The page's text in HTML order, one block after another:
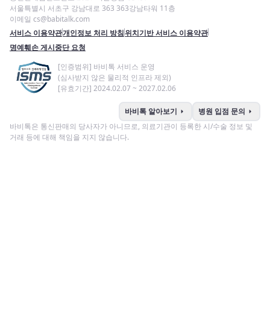
서울특별시 서초구 강남대로 363 363강남타워 11층
이메일 cs@babitalk.com
서비스 이용약관개인정보 처리 방침위치기반 서비스 이용약관
명예훼손 게시중단 요청
[인증범위] 바비톡 서비스 운영
(심사받지 않은 물리적 인프라 제외)
[유효기간] 2024.02.07 ~ 2027.02.06
바비톡 알아보기 arrow_right 병원 입점 문의 arrow_right
바비톡은 통신판매의 당사자가 아니므로, 의료기관이 등록한 시/수술 정보 및
거래 등에 대해 책임을 지지 않습니다.